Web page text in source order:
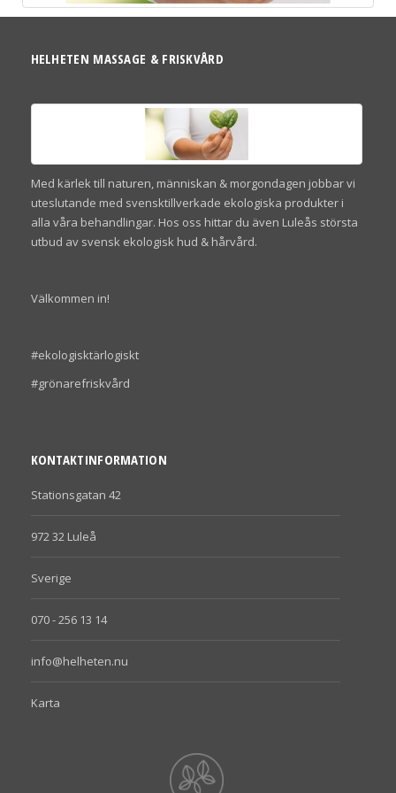
HELHETEN MASSAGE & FRISKVÅRD
Med kärlek till naturen, människan & morgondagen jobbar vi
uteslutande med svensktillverkade ekologiska produkter i
alla våra behandlingar. Hos oss hittar du även Luleås största
utbud av svensk ekologisk hud & hårvård.
Välkommen in!
#ekologisktärlogiskt
#grönarefriskvård
KONTAKTINFORMATION
Stationsgatan 42
972 32 Luleå
Sverige
070 - 256 13 14
info@helheten.nu
Karta